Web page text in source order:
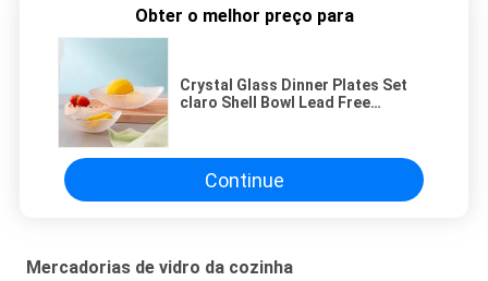
Obter o melhor preço para
Crystal Glass Dinner Plates Set
claro Shell Bowl Lead Free
Continue
Mercadorias de vidro da cozinha